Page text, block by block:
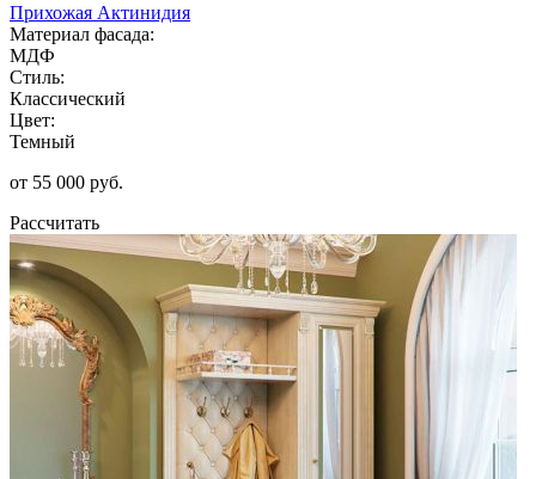
Прихожая Актинидия
Материал фасада:
МДФ
Стиль:
Классический
Цвет:
Темный
от 55 000 руб.
Рассчитать